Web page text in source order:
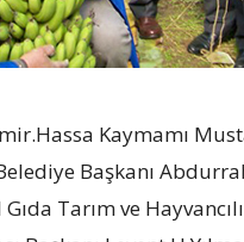
Kaymamı
Başkanı
Tarım ve